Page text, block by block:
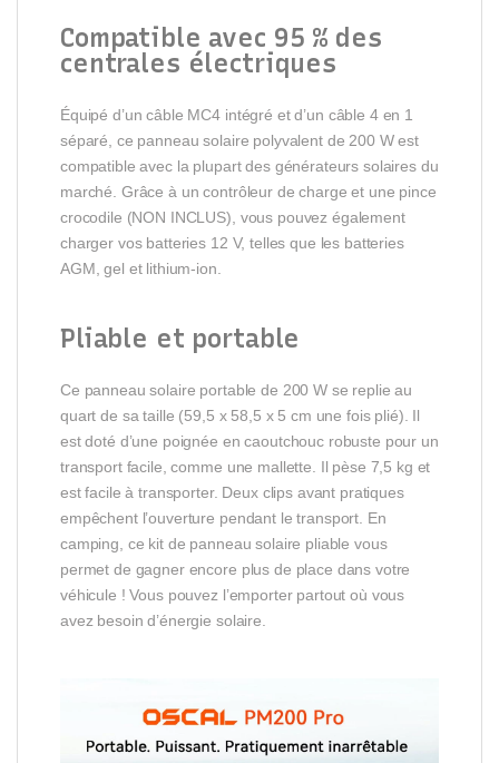
Compatible avec 95 % des
centrales électriques
Équipé d’un câble MC4 intégré et d’un câble 4 en 1
séparé, ce panneau solaire polyvalent de 200 W est
compatible avec la plupart des générateurs solaires du
marché. Grâce à un contrôleur de charge et une pince
crocodile (NON INCLUS), vous pouvez également
charger vos batteries 12 V, telles que les batteries
AGM, gel et lithium-ion.
Pliable et portable
Ce panneau solaire portable de 200 W se replie au
quart de sa taille (59,5 x 58,5 x 5 cm une fois plié). Il
est doté d’une poignée en caoutchouc robuste pour un
transport facile, comme une mallette. Il pèse 7,5 kg et
est facile à transporter. Deux clips avant pratiques
empêchent l’ouverture pendant le transport. En
camping, ce kit de panneau solaire pliable vous
permet de gagner encore plus de place dans votre
véhicule ! Vous pouvez l’emporter partout où vous
avez besoin d’énergie solaire.